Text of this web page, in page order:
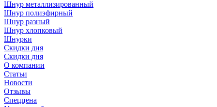
Шнур металлизированный
Шнур полиэфирный
Шнур разный
Шнур хлопковый
Шнурки
Скидки дня
Скидки дня
О компании
Статьи
Новости
Отзывы
Спеццена